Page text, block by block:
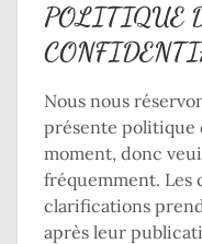
POLITIQUE
Nous nous
présente
moment, donc
fréquemment. Les
clarifications
après leur